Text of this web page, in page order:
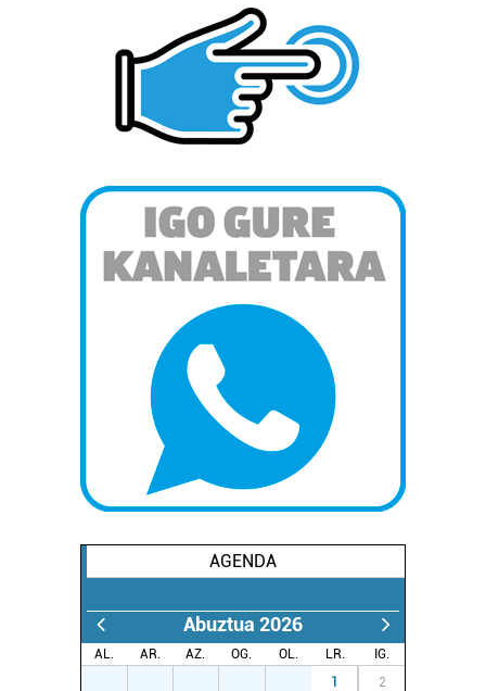
AGENDA
Abuztua 2026
AL. AR. AZ. OG. OL. LR.
IG.
1 2